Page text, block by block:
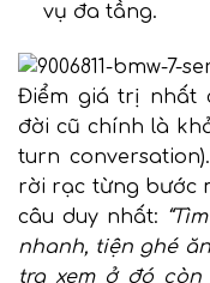
vụ đa tầng.
Điểm giá trị nhất
đời cũ chính là
turn
rời rạc từng bước
câu duy nhất:
nhanh, tiện ghé
tra xem ở đó còn